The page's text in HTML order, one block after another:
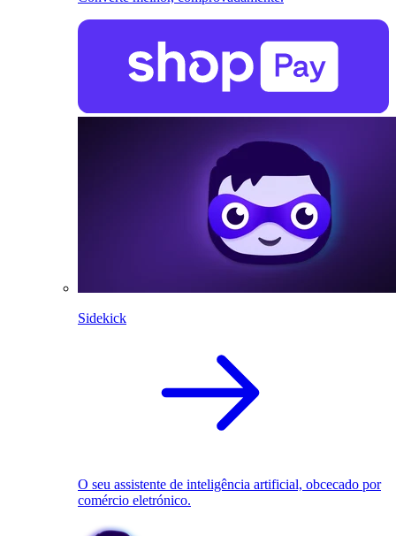
Sidekick
O seu assistente de inteligência artificial, obcecado por
comércio eletrónico.